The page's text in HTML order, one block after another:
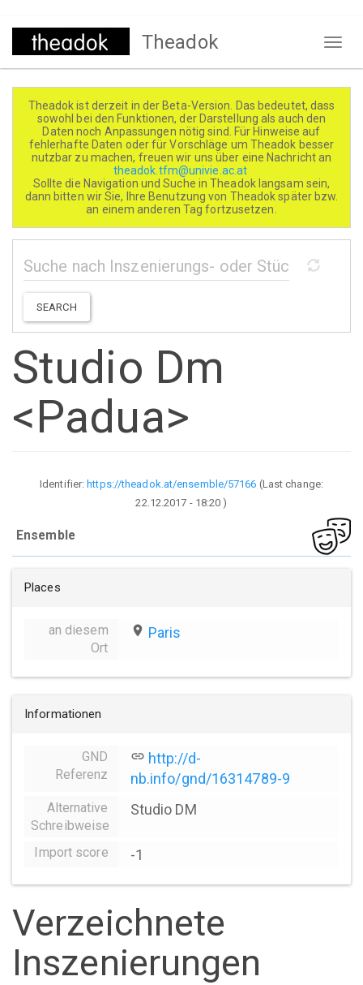
Direkt
Theadok
Theadok ist derzeit in der Beta-Version. Das bedeutet, dass
sowohl bei den Funktionen, der Darstellung als auch den
Daten noch Anpassungen nötig sind. Für Hinweise auf
fehlerhafte Daten oder für Vorschläge um Theadok besser
nutzbar zu machen, freuen wir uns über eine Nachricht an
theadok.tfm@univie.ac.at
Sollte die Navigation und Suche in Theadok langsam sein,
dann bitten wir Sie, Ihre Benutzung von Theadok später bzw.
an einem anderen Tag fortzusetzen.
SEARCH
Studio Dm
<Padua>
Identifier:https://theadok.at/ensemble/57166 (Last change:
22.12.2017 - 18:20 )
Ensemble
Places
an diesem
Ort
place Paris
Informationen
GND
Referenz
link http://d-
nb.info/gnd/16314789-9
Alternative
Schreibweise
Studio DM
Import score -1
Verzeichnete
Inszenierungen